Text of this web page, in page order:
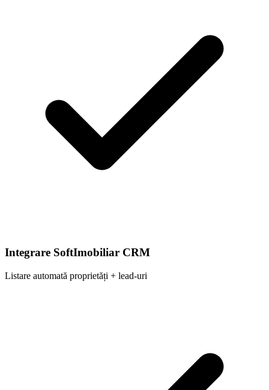
Integrare SoftImobiliar CRM
Listare automată proprietăți + lead-uri